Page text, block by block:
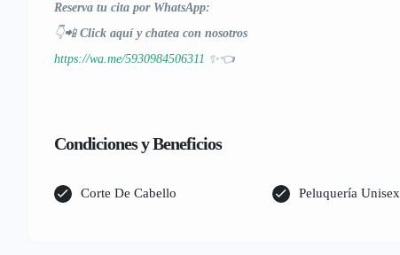
Reserva tu cita por WhatsApp:
👇📲 Click aquí y chatea con nosotros
https://wa.me/5930984506311 ✨👈
Condiciones y Beneficios
Corte De Cabello Peluquería Unisex